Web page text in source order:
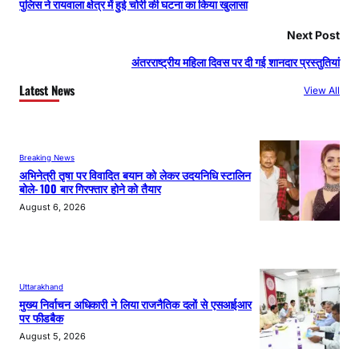
पुलिस ने रायवाला क्षेत्र में हुई चोरी की घटना का किया खुलासा
Next Post
अंतरराष्ट्रीय महिला दिवस पर दी गई शानदार प्रस्तुतियां
Latest News View All
Breaking News
अभिनेत्री तृषा पर विवादित बयान को लेकर उदयनिधि स्टालिन
बोले- 100 बार गिरफ्तार होने को तैयार
August 6, 2026
Uttarakhand
मुख्य निर्वाचन अधिकारी ने लिया राजनैतिक दलों से एसआईआर
पर फीडबैक
August 5, 2026